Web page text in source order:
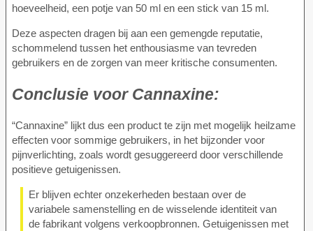
hoeveelheid, een potje van 50 ml en een stick van 15 ml.
Deze aspecten dragen bij aan een gemengde reputatie,
schommelend tussen het enthousiasme van tevreden
gebruikers en de zorgen van meer kritische consumenten.
Conclusie voor Cannaxine:
“Cannaxine” lijkt dus een product te zijn met mogelijk heilzame
effecten voor sommige gebruikers, in het bijzonder voor
pijnverlichting, zoals wordt gesuggereerd door verschillende
positieve getuigenissen.
Er blijven echter onzekerheden bestaan over de
variabele samenstelling en de wisselende identiteit van
de fabrikant volgens verkoopbronnen. Getuigenissen met